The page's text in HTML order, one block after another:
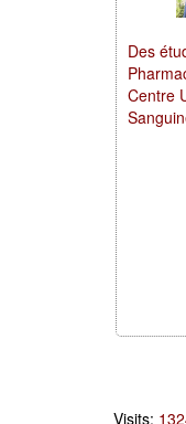
Des
Centre
Visits: